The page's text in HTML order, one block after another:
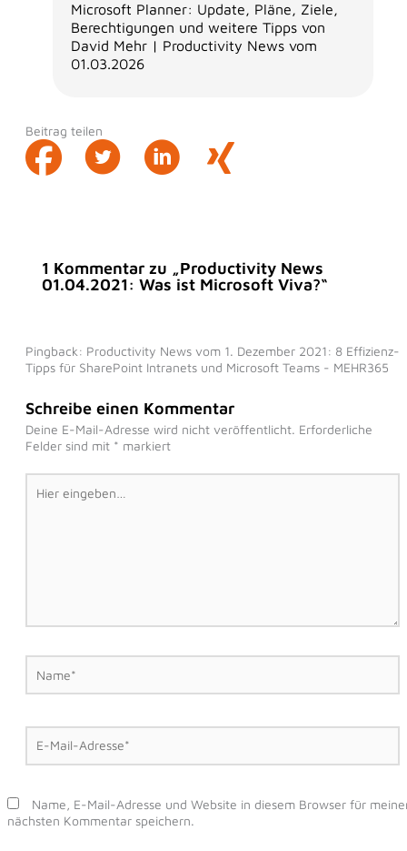
Microsoft Planner: Update, Pläne, Ziele,
Berechtigungen und weitere Tipps von
David Mehr | Productivity News vom
01.03.2026
Beitrag teilen
1 Kommentar zu „Productivity News
01.04.2021: Was ist Microsoft Viva?“
Pingback: Productivity News vom 1. Dezember 2021: 8 Effizienz-
Tipps für SharePoint Intranets und Microsoft Teams - MEHR365
Schreibe einen Kommentar
Deine E-Mail-Adresse wird nicht veröffentlicht. Erforderliche
Felder sind mit * markiert
Hier
eingeben…
Name*
E-
Mail-
Adresse*
Name, E-Mail-Adresse und Website in diesem Browser für
nächsten Kommentar speichern.